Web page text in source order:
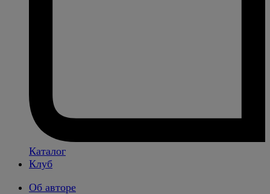
Каталог
Клуб
Об авторе